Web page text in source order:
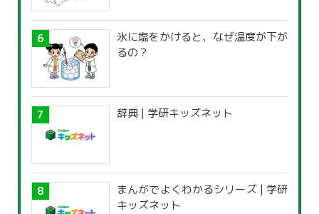
氷に塩をかけると、なぜ温度が下が
るの？
辞典 | 学研キッズネット
まんがでよくわかるシリーズ | 学研
キッズネット